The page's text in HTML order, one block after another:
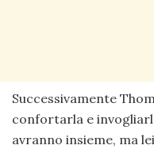
Successivamente
confortarla e
avranno insieme, ma